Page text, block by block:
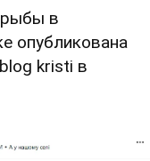
рыбы в
опубликована
kristi в